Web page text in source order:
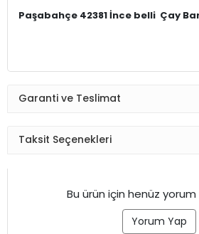
Paşabahçe 42381 İnce belli Çay
Garanti ve Teslimat
Taksit Seçenekleri
Bu ürün için henüz yorum
Yorum Yap